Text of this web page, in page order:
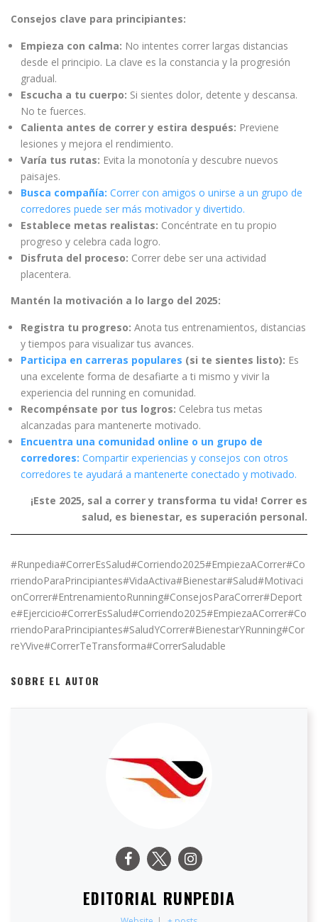
Consejos clave para principiantes:
Empieza con calma: No intentes correr largas distancias
desde el principio. La clave es la constancia y la progresión
gradual.
Escucha a tu cuerpo: Si sientes dolor, detente y descansa.
No te fuerces.
Calienta antes de correr y estira después: Previene
lesiones y mejora el rendimiento.
Varía tus rutas: Evita la monotonía y descubre nuevos
paisajes.
Busca compañía: Correr con amigos o unirse a un grupo de
corredores puede ser más motivador y divertido.
Establece metas realistas: Concéntrate en tu propio
progreso y celebra cada logro.
Disfruta del proceso: Correr debe ser una actividad
placentera.
Mantén la motivación a lo largo del 2025:
Registra tu progreso: Anota tus entrenamientos, distancias
y tiempos para visualizar tus avances.
Participa en carreras populares (si te sientes listo): Es
una excelente forma de desafiarte a ti mismo y vivir la
experiencia del running en comunidad.
Recompénsate por tus logros: Celebra tus metas
alcanzadas para mantenerte motivado.
Encuentra una comunidad online o un grupo de
corredores: Compartir experiencias y consejos con otros
corredores te ayudará a mantenerte conectado y motivado.
¡Este 2025, sal a correr y transforma tu vida! Correr es
salud, es bienestar, es superación personal.
#Runpedia#CorrerEsSalud#Corriendo2025#EmpiezaACorrer#Co
rriendoParaPrincipiantes#VidaActiva#Bienestar#Salud#Motivaci
onCorrer#EntrenamientoRunning#ConsejosParaCorrer#Deport
e#Ejercicio#CorrerEsSalud#Corriendo2025#EmpiezaACorrer#Co
rriendoParaPrincipiantes#SaludYCorrer#BienestarYRunning#Cor
reYVive#CorrerTeTransforma#CorrerSaludable
SOBRE EL AUTOR
EDITORIAL RUNPEDIA